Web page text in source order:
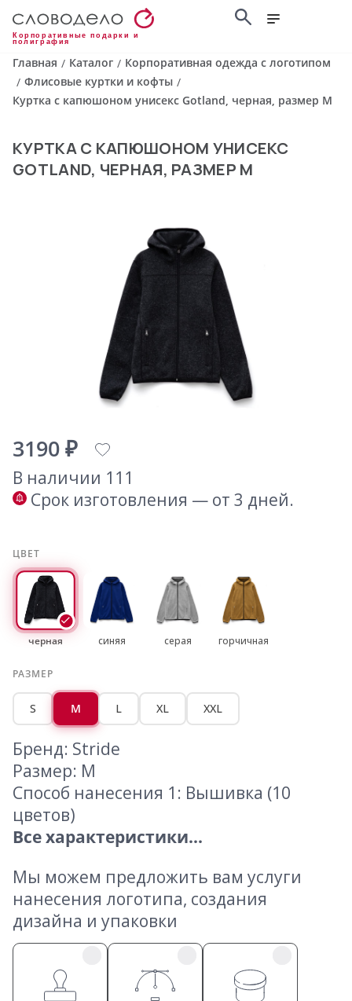
Корпоративные подарки и
полиграфия
Главная / Каталог / Корпоративная одежда с логотипом
/ Флисовые куртки и кофты /
Куртка с капюшоном унисекс Gotland, черная, размер M
КУРТКА С КАПЮШОНОМ УНИСЕКС
GOTLAND, ЧЕРНАЯ, РАЗМЕР M
3190 ₽
В наличии 111
Срок изготовления — от 3 дней.
ЦВЕТ
черная синяя серая горчичная
РАЗМЕР
S M L XL XXL
Бренд: Stride
Размер: M
Способ нанесения 1: Вышивка (10
цветов)
Все характеристики...
Мы можем предложить вам услуги
нанесения логотипа, создания
дизайна и упаковки